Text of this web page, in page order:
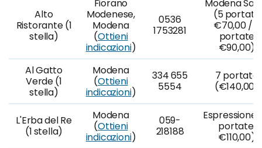
Alto
Ristorante (1
stella)
Fiorano
Modenese,
Modena
(Ottieni
indicazioni)
0536
1753281
Modena
(5 portate
€70,00 / 8
portate
€90,00)
Al Gatto
Verde (1
stella)
Modena
(Ottieni
indicazioni)
334 655
5554
7 portate
(€140,00)
L'Erba del Re
(1 stella)
Modena
(Ottieni
indicazioni)
059-
218188
Espressione
portate,
€110,00)